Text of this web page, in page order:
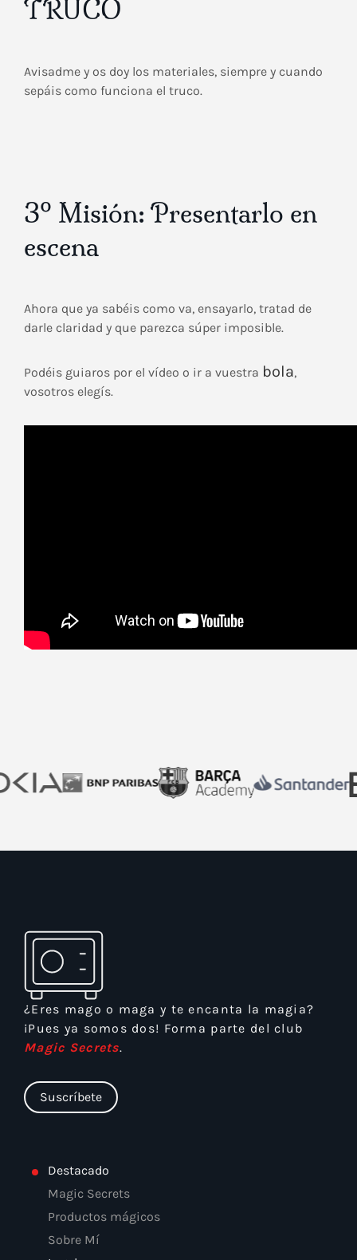
TRUCO
Avisadme y os doy los materiales, siempre y cuando
sepáis como funciona el truco.
3º Misión: Presentarlo en
escena
Ahora que ya sabéis como va, ensayarlo, tratad de
darle claridad y que parezca súper imposible.
Podéis guiaros por el vídeo o ir a vuestra bola,
vosotros elegís.
¿Eres mago o maga y te encanta la magia?
¡Pues ya somos dos! Forma parte del club
Magic Secrets.
Suscríbete
Destacado
Magic Secrets
Productos mágicos
Sobre Mí